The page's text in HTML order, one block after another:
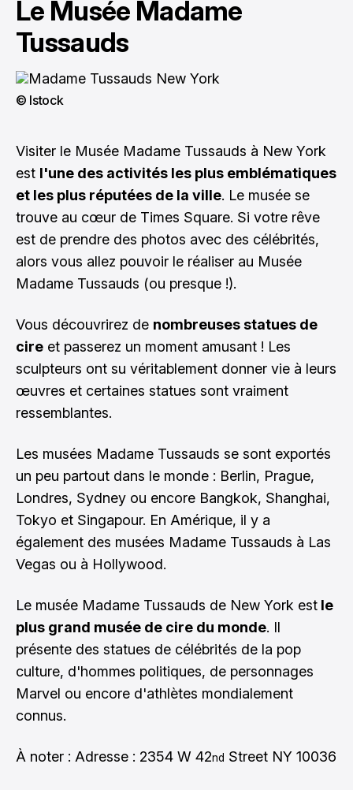
Le Musée Madame
Tussauds
© Istock
Visiter le Musée Madame Tussauds à New York
est l'une des activités les plus emblématiques
et les plus réputées de la ville. Le musée se
trouve au cœur de Times Square. Si votre rêve
est de prendre des photos avec des célébrités,
alors vous allez pouvoir le réaliser au Musée
Madame Tussauds (ou presque !).
Vous découvrirez de nombreuses statues de
cire et passerez un moment amusant ! Les
sculpteurs ont su véritablement donner vie à leurs
œuvres et certaines statues sont vraiment
ressemblantes.
Les musées Madame Tussauds se sont exportés
un peu partout dans le monde : Berlin, Prague,
Londres, Sydney ou encore Bangkok, Shanghai,
Tokyo et Singapour. En Amérique, il y a
également des musées Madame Tussauds à Las
Vegas ou à Hollywood.
Le musée Madame Tussauds de New York est le
plus grand musée de cire du monde. Il
présente des statues de célébrités de la pop
culture, d'hommes politiques, de personnages
Marvel ou encore d'athlètes mondialement
connus.
À noter : Adresse : 2354 W 42nd Street NY 10036